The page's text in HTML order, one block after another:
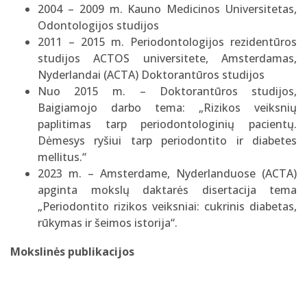
2004 – 2009 m. Kauno Medicinos Universitetas,
Odontologijos studijos
2011 – 2015 m. Periodontologijos rezidentūros
studijos ACTOS universitete, Amsterdamas,
Nyderlandai (ACTA) Doktorantūros studijos
Nuo 2015 m. – Doktorantūros studijos,
Baigiamojo darbo tema: „Rizikos veiksnių
paplitimas tarp periodontologinių pacientų.
Dėmesys ryšiui tarp periodontito ir diabetes
mellitus.“
2023 m. – Amsterdame, Nyderlanduose (ACTA)
apginta mokslų daktarės disertacija tema
„Periodontito rizikos veiksniai: cukrinis diabetas,
rūkymas ir šeimos istorija“.
Mokslinės publikacijos